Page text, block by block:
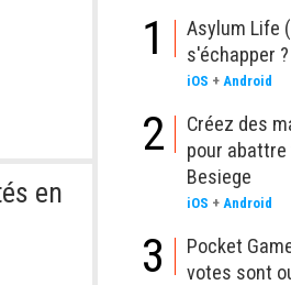
en
1
Asylum Life
s'échapper ?
iOS + Android
2
Créez des
pour
Besiege
iOS + Android
3
Pocket
votes sont